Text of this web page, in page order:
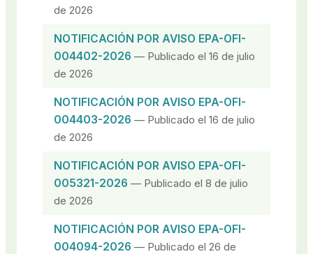
de 2026
NOTIFICACIÓN POR AVISO EPA-OFI-
004402-2026 — Publicado el 16 de julio
de 2026
NOTIFICACIÓN POR AVISO EPA-OFI-
004403-2026 — Publicado el 16 de julio
de 2026
NOTIFICACIÓN POR AVISO EPA-OFI-
005321-2026 — Publicado el 8 de julio
de 2026
NOTIFICACIÓN POR AVISO EPA-OFI-
004094-2026 — Publicado el 26 de